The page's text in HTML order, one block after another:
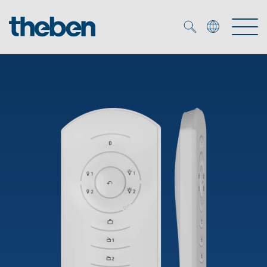
Smart Home
Détecteurs de présence et de mouvement
Solutions OEM
Experts OEM
Contrôle du temps et de la lumière
Commande d'éclairage DALI-2
Médiathèque